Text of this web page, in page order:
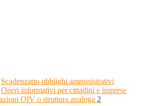
Scadenzario obblighi amministrativi
Oneri informativi per cittadini e imprese
OIV o struttura analoga 2